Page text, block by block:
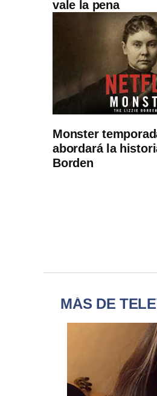
vale la pena
Monster
abordará la
Borden
MÁS DE